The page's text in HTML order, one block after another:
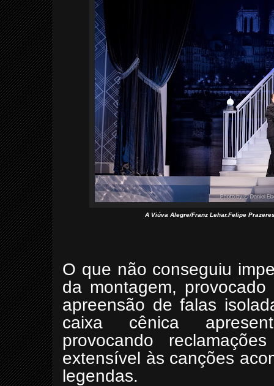
A Viúva Alegre/Franz Lehar.Felipe
O que não conseguiu
da montagem,
apreensão de falas
caixa cênica
provocando
extensível às canções
legendas.